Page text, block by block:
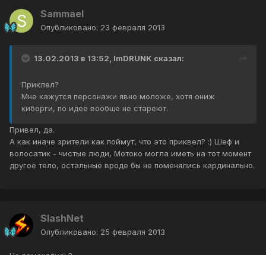
Sammael
Опубликовано: 23 февраля 2013
13.02.2013 в 13:52, ImDRUNK сказал:
Приклел?
Мне кажутся персонажи явно моложе, хотя ониж
киборги, по идее вообще не стареют.
Привел, да.
А как иначе зрители как поймут, что это приквел? :) Шеф и
волосатик - чистые люди, Мотоко могла иметь на тот момент
другое тело, остальные вроде бы не поменялись кардинально.
SlashNet
Опубликовано: 25 февраля 2013